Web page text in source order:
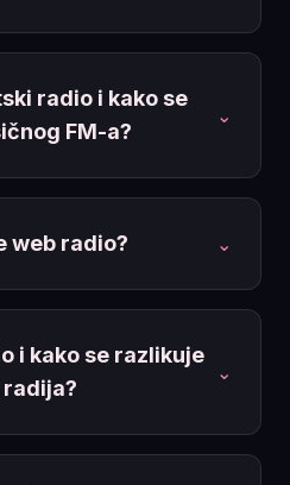
radio i kako se
FM-a?
⌄
web radio? ⌄
i kako se razlikuje
⌄